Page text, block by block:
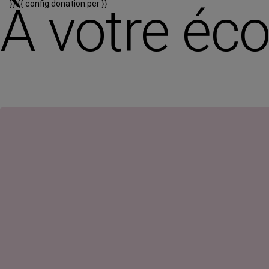
}}{{ config.donation.per }}
À votre